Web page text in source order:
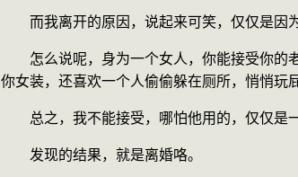
而我离开的原因，说起来可笑，仅仅是因为
怎么说呢，身为一个女人，你能接受你的
你女装，还喜欢一个人偷偷躲在厕所，悄悄玩
总之，我不能接受，哪怕他用的，仅仅是一
发现的结果，就是离婚咯。